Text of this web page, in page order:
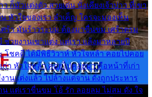
ว ก็มัวแต่งตัว สวยเด่น นั่งเคียงเจ้าบ่าว ที่เขา
น หัวใจของเรา ลำเค็ญ ใครจะมองเห็น
ศร้า มันร้าวระบม ต้องมาขื่นขม เศร้าตรม
วยงานเขาแต่ง แต่เรา แล้งมาหลายปี
โชคดี ได้มีพิธีวิวาห์ หัวใจหล้า คอยไปคอย
า หัวใจหล้า คอยไปคอยมา คือหน้าที่เก่า
านแต่งแล้ว ไปล้างแต่จาน ดั่งถูกประหาร
น แต่เราขื่นขม โอ้ รัก ลอยลม ไม่สม ดัง ใจ